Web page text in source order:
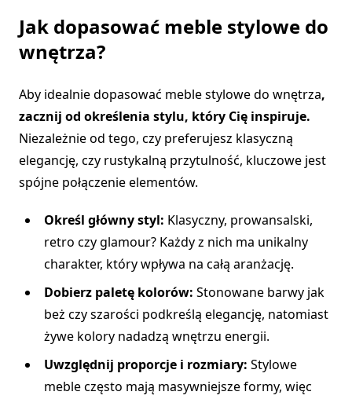
Jak dopasować meble stylowe do
wnętrza?
Aby idealnie dopasować meble stylowe do wnętrza,
zacznij od określenia stylu, który Cię inspiruje.
Niezależnie od tego, czy preferujesz klasyczną
elegancję, czy rustykalną przytulność, kluczowe jest
spójne połączenie elementów.
Określ główny styl: Klasyczny, prowansalski,
retro czy glamour? Każdy z nich ma unikalny
charakter, który wpływa na całą aranżację.
Dobierz paletę kolorów: Stonowane barwy jak
beż czy szarości podkreślą elegancję, natomiast
żywe kolory nadadzą wnętrzu energii.
Uwzględnij proporcje i rozmiary: Stylowe
meble często mają masywniejsze formy, więc